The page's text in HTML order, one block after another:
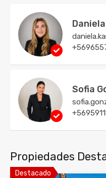
Sofia
Propiedades
Destacado